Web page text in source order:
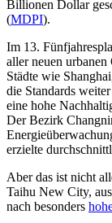
Billionen Dollar
(MDPI).
Im 13.
aller neuen urbanen
Städte wie
die Standards
eine hohe
Der Bezirk
erzielte
Aber das ist nicht
Taihu New City,
nach besonders